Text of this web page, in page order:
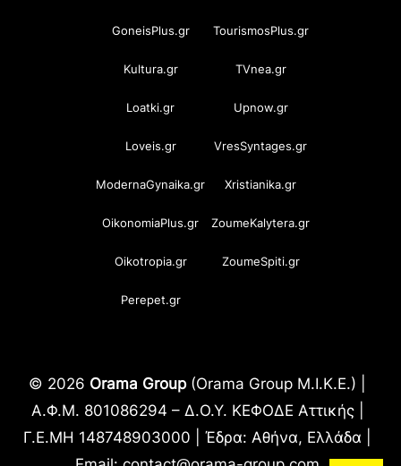
GoneisPlus.gr TourismosPlus.gr
Kultura.gr TVnea.gr
Loatki.gr Upnow.gr
Loveis.gr VresSyntages.gr
ModernaGynaika.gr Xristianika.gr
OikonomiaPlus.gr ZoumeKalytera.gr
Oikotropia.gr ZoumeSpiti.gr
Perepet.gr
© 2026 Orama Group(Orama Group Μ.Ι.Κ.Ε.) |
Α.Φ.Μ. 801086294 – Δ.Ο.Υ. ΚΕΦΟΔΕ Αττικής |
Γ.Ε.ΜΗ 148748903000 | Έδρα: Αθήνα, Ελλάδα |